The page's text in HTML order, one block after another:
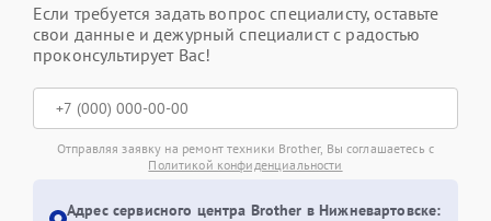
Если требуется задать вопрос специалисту, оставьте
свои данные и дежурный специалист с радостью
проконсультирует Вас!
Отправляя заявку на ремонт техники Brother, Вы соглашаетесь с
Политикой конфиденциальности
Адрес сервисного центра Brother в Нижневартовске: